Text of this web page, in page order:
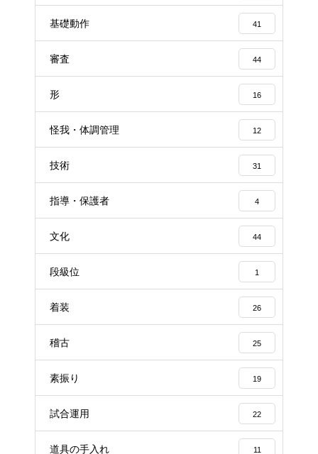
基礎動作 41
審査 44
形 16
怪我・体調管理 12
技術 31
指導・保護者 4
文化 44
段級位 1
着装 26
稽古 25
素振り 19
試合運用 22
道具の手入れ 11